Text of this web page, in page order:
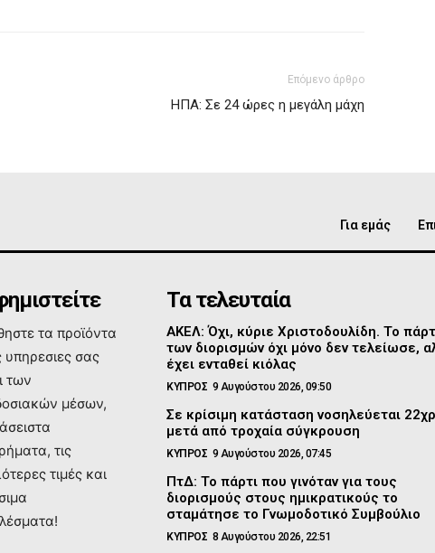
Επόμενο άρθρο
ΗΠΑ: Σε 24 ώρες η μεγάλη μάχη
Για εμάς
τα προϊόντα
υπηρεσιες σας
των
μέσων,
τις
τιμές και
Τα τελευταία
ΑΚΕΛ: Όχι, κύριε Χριστοδουλίδη. Το
των διορισμών όχι μόνο δεν τελείωσε,
έχει ενταθεί κιόλας
ΚΥΠΡΟΣ 9 Αυγούστου 2026, 09:50
Σε κρίσιμη κατάσταση νοσηλεύεται
μετά από τροχαία σύγκρουση
ΚΥΠΡΟΣ 9 Αυγούστου 2026, 07:45
ΠτΔ: Το πάρτι που γινόταν για τους
διορισμούς στους ημικρατικούς το
σταμάτησε το Γνωμοδοτικό Συμβούλιο
ΚΥΠΡΟΣ 8 Αυγούστου 2026, 22:51